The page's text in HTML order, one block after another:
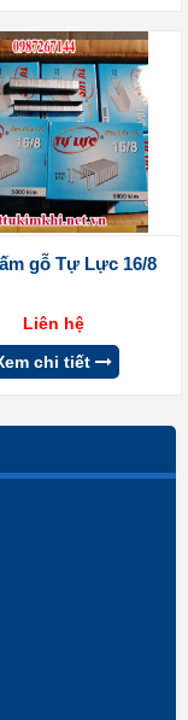
gỗ Tự Lực 16/8
Liên hệ
chi tiết